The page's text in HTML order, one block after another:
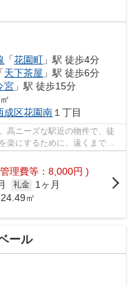
「花園町 」駅 徒歩4分
「天下茶屋 」駅 徒歩6分
宮 」駅 徒歩15分
成区花園南 １丁目
高ニーズな駅近の物件で、徒
にするために、遠くまで行
理費等：8,000円 )
礼金
1ヶ月
㎡
ール